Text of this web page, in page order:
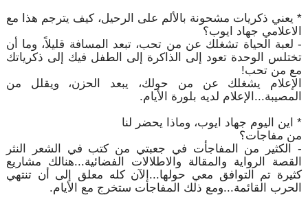
* يعني ذكريات مشحونة بالألم على الرحيل، كيف يترجم هذا مع
الاعلامي جهاد ايوب؟
- لعبة الحياة تشغلك عن من تحب، تبعد المسافة قليلاً، وما أن
تختلس الوحدة تعود إلى الذاكرة إلى الطفل فيك إلى ذكرياتك
مع من تحب!
الإعلام يشغلك عن من حولك، يبعد الحزن، ويقلل من
المصيبة...الإعلام لديه بلورة الأيام.
* اين اليوم جهاد ايوب، وماذا يحضر لنا
من مفاجات؟
- الكثير من المفاجأت في جعبتي من كتب في الشعر النثر
القصة الرواية والمقالة والاطلالات الفضائية...هنالك مشاريع
كثيرة تم التوافق معي حولها...الآن كله معلق إلى أن تنتهي
الحرب القائمة...ومع ذلك المفاجأت ستخرج مع الأيام.